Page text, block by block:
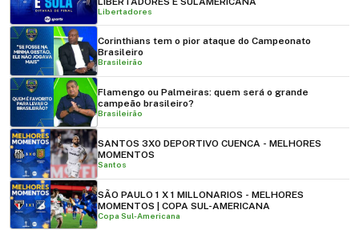
Libertadores
Corinthians tem o pior ataque do Campeonato
Brasileiro
Brasileirão
Flamengo ou Palmeiras: quem será o grande
campeão brasileiro?
Brasileirão
SANTOS 3X0 DEPORTIVO CUENCA - MELHORES
MOMENTOS
Santos
SÃO PAULO 1 X 1 MILLONARIOS - MELHORES
MOMENTOS | COPA SUL-AMERICANA
Copa Sul-Americana